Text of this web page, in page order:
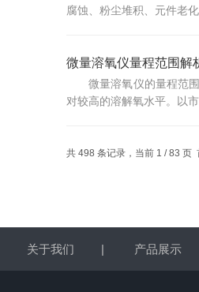
腐蚀、粉尘堆积、元件老
微量溶氧仪量程范围解
微量溶氧仪的量程范
对较高的溶解氧水平。以
共 498 条记录，当前 1 / 83
关于我们 | 产品展示